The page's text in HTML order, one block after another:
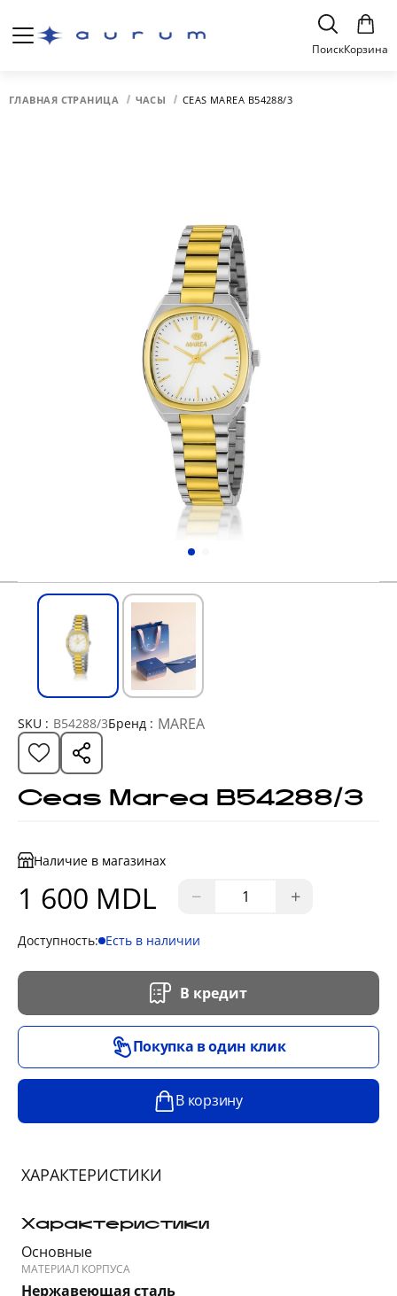
ПоискКорзина
ГЛАВНАЯ СТРАНИЦА ЧАСЫ CEAS MAREA B54288/3
SKU : B54288/3Бренд : MAREA
Ceas Marea B54288/3
Наличие в магазинах
1 600 MDL − +
Доступность: Есть в наличии
В кредит
Покупка в один клик
В корзину
ХАРАКТЕРИСТИКИ
Характеристики
Основные
МАТЕРИАЛ КОРПУСА
Нержавеющая сталь